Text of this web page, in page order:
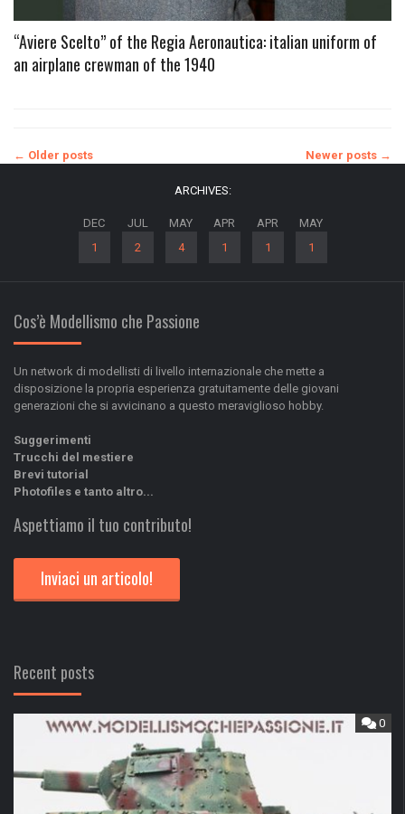
“Aviere Scelto” of the Regia Aeronautica: italian uniform of
an airplane crewman of the 1940
Posts
navigation
← Older posts Newer posts →
ARCHIVES:
DEC
1
JUL
2
MAY
4
APR
1
APR
1
MAY
1
Cos’è Modellismo che Passione
Un network di modellisti di livello internazionale che mette a
disposizione la propria esperienza gratuitamente delle giovani
generazioni che si avvicinano a questo meraviglioso hobby.
Suggerimenti
Trucchi del mestiere
Brevi tutorial
Photofiles e tanto altro...
Aspettiamo il tuo contributo!
Inviaci un articolo!
Recent posts
0